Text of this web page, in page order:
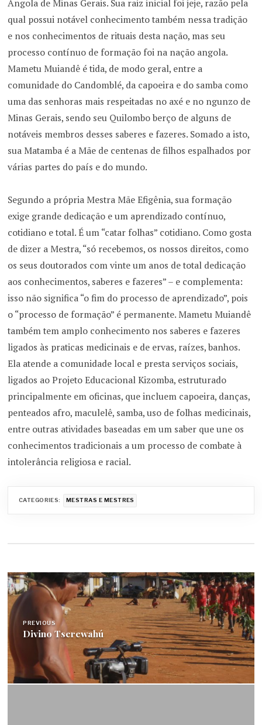
Angola de Minas Gerais. Sua raiz inicial foi jeje, razão pela
qual possui notável conhecimento também nessa tradição
e nos conhecimentos de rituais desta nação, mas seu
processo contínuo de formação foi na nação angola.
Mametu Muiandê é tida, de modo geral, entre a
comunidade do Candomblé, da capoeira e do samba como
uma das senhoras mais respeitadas no axé e no ngunzo de
Minas Gerais, sendo seu Quilombo berço de alguns de
notáveis membros desses saberes e fazeres. Somado a isto,
sua Matamba é a Mãe de centenas de filhos espalhados por
várias partes do país e do mundo.
Segundo a própria Mestra Mãe Efigênia, sua formação
exige grande dedicação e um aprendizado contínuo,
cotidiano e total. É um “catar folhas” cotidiano. Como gosta
de dizer a Mestra, “só recebemos, os nossos direitos, como
os seus doutorados com vinte um anos de total dedicação
aos conhecimentos, saberes e fazeres” – e complementa:
isso não significa “o fim do processo de aprendizado”, pois
o “processo de formação” é permanente. Mametu Muiandê
também tem amplo conhecimento nos saberes e fazeres
ligados às praticas medicinais e de ervas, raízes, banhos.
Ela atende a comunidade local e presta serviços sociais,
ligados ao Projeto Educacional Kizomba, estruturado
principalmente em oficinas, que incluem capoeira, danças,
penteados afro, maculelê, samba, uso de folhas medicinais,
entre outras atividades baseadas em um saber que une os
conhecimentos tradicionais a um processo de combate à
intolerância religiosa e racial.
CATEGORIES: MESTRAS E MESTRES
Navegação
de
Post
PREVIOUS
Divino Tserewahú